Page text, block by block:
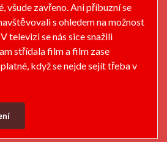
všude zavřeno. Ani příbuzní se
s ohledem na možnost
televizi se nás sice snažili
střídala film a film zase
když se nejde sejít třeba v